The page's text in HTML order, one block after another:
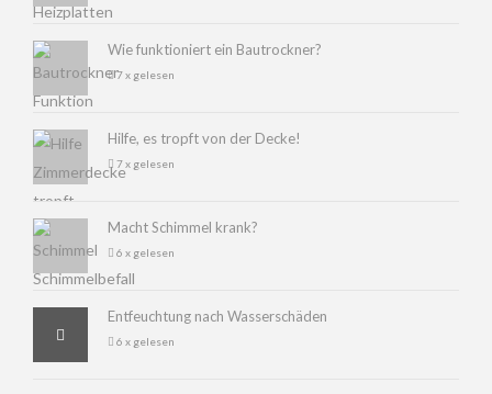
Wie funktioniert ein Bautrockner?
7 x gelesen
Hilfe, es tropft von der Decke!
7 x gelesen
Macht Schimmel krank?
6 x gelesen
Entfeuchtung nach Wasserschäden
6 x gelesen